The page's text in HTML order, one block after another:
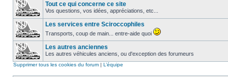
Tout ce qui concerne ce site
Vos questions, vos idées, appréciations, etc...
Les services entre Sciroccophiles
Transports, coup de main... entre-aide quoi
Les autres anciennes
Les autres véhicules anciens, ou d'exception des forumeurs
Supprimer tous les cookies du forum | L’équipe